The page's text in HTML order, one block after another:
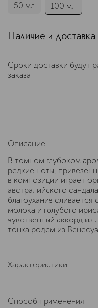
50 мл 100 мл
Наличие и доставка
Сроки доставки будут
заказа
Описание
В томном глубоком
редкие ноты,
в композиции играет
австралийского
благоухание
молока и голубого
чувственный аккорд из
тонка родом из
Характеристики
верхние ноты
Способ применения